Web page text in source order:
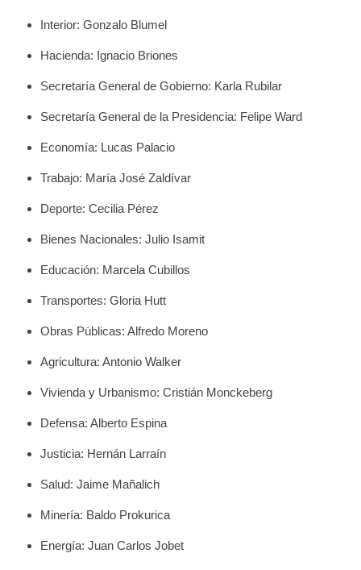
Interior: Gonzalo Blumel
Hacienda: Ignacio Briones
Secretaría General de Gobierno: Karla Rubilar
Secretaría General de la Presidencia: Felipe Ward
Economía: Lucas Palacio
Trabajo: María José Zaldívar
Deporte: Cecilia Pérez
Bienes Nacionales: Julio Isamit
Educación: Marcela Cubillos
Transportes: Gloria Hutt
Obras Públicas: Alfredo Moreno
Agricultura: Antonio Walker
Vivienda y Urbanismo: Cristián Monckeberg
Defensa: Alberto Espina
Justicia: Hernán Larraín
Salud: Jaime Mañalich
Minería: Baldo Prokurica
Energía: Juan Carlos Jobet